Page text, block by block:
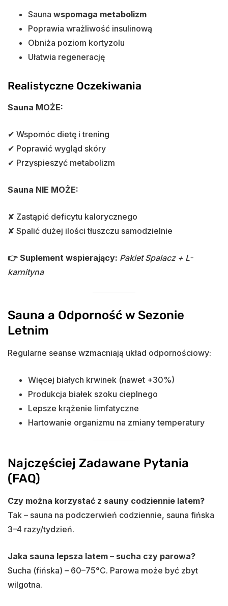
Sauna wspomaga metabolizm
Poprawia wrażliwość insulinową
Obniża poziom kortyzolu
Ułatwia regenerację
Realistyczne Oczekiwania
Sauna MOŻE:
✔ Wspomóc dietę i trening
✔ Poprawić wygląd skóry
✔ Przyspieszyć metabolizm
Sauna NIE MOŻE:
✘ Zastąpić deficytu kalorycznego
✘ Spalić dużej ilości tłuszczu samodzielnie
👉 Suplement wspierający: Pakiet Spalacz + L-
karnityna
Sauna a Odporność w Sezonie
Letnim
Regularne seanse wzmacniają układ odpornościowy:
Więcej białych krwinek (nawet +30%)
Produkcja białek szoku cieplnego
Lepsze krążenie limfatyczne
Hartowanie organizmu na zmiany temperatury
Najczęściej Zadawane Pytania
(FAQ)
Czy można korzystać z sauny codziennie latem?
Tak – sauna na podczerwień codziennie, sauna fińska
3–4 razy/tydzień.
Jaka sauna lepsza latem – sucha czy parowa?
Sucha (fińska) – 60–75°C. Parowa może być zbyt
wilgotna.